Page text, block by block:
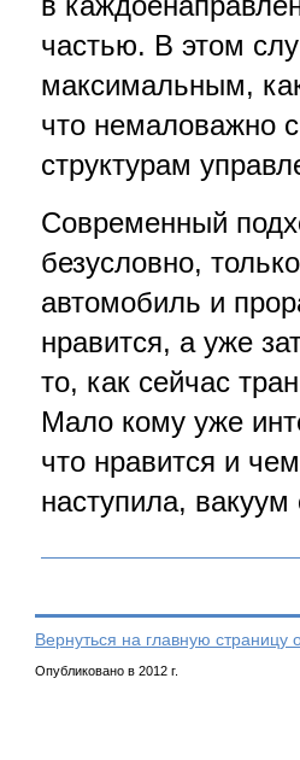
частью. В этом
максимальным,
что немаловажно
структурам
Современный
безусловно,
автомобиль и
нравится, а уже
то, как сейчас
Мало кому уже
что нравится и
наступила,
Вернуться на главную страницу
Опубликовано в 2012 г.